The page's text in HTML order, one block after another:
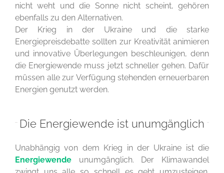
nicht weht und die Sonne nicht scheint, gehören
ebenfalls zu den Alternativen.
Der Krieg in der Ukraine und die starke
Energiepreisdebatte sollten zur Kreativität animieren
und innovative Überlegungen beschleunigen, denn
die Energiewende muss jetzt schneller gehen. Dafür
müssen alle zur Verfügung stehenden erneuerbaren
Energien genutzt werden.
Die Energiewende ist unumgänglich
Unabhängig von dem Krieg in der Ukraine ist die
Energiewendeunumgänglich. Der Klimawandel